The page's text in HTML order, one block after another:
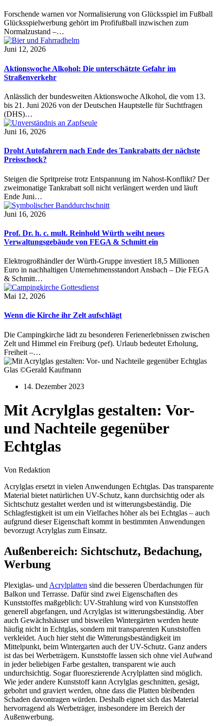
Forschende warnen vor Normalisierung von Glücksspiel im Fußball
Glücksspielwerbung gehört im Profifußball inzwischen zum
Normalzustand –…
Juni 12, 2026
Aktionswoche Alkohol: Die unterschätzte Gefahr im
Straßenverkehr
Anlässlich der bundesweiten Aktionswoche Alkohol, die vom 13.
bis 21. Juni 2026 von der Deutschen Hauptstelle für Suchtfragen
(DHS)…
Juni 16, 2026
Droht Autofahrern nach Ende des Tankrabatts der nächste
Preisschock?
Steigen die Spritpreise trotz Entspannung im Nahost-Konflikt? Der
zweimonatige Tankrabatt soll nicht verlängert werden und läuft
Ende Juni…
Juni 16, 2026
Prof. Dr. h. c. mult. Reinhold Würth weiht neues
Verwaltungsgebäude von FEGA & Schmitt ein
Elektrogroßhändler der Würth-Gruppe investiert 18,5 Millionen
Euro in nachhaltigen Unternehmensstandort Ansbach – Die FEGA
& Schmitt…
Mai 12, 2026
Wenn die Kirche ihr Zelt aufschlägt
Die Campingkirche lädt zu besonderen Ferienerlebnissen zwischen
Zelt und Himmel ein Freiburg (pef). Urlaub bedeutet Erholung,
Freiheit –…
Glas ©Gerald Kaufmann
14. Dezember 2023
Mit Acrylglas gestalten: Vor-
und Nachteile gegenüber
Echtglas
Von Redaktion
Acrylglas ersetzt in vielen Anwendungen Echtglas. Das transparente
Material bietet natürlichen UV-Schutz, kann durchsichtig oder als
Sichtschutz gestaltet werden und ist witterungsbeständig. Die
Schlagfestigkeit ist um ein Vielfaches höher als bei Echtglas – auch
aufgrund dieser Eigenschaft kommt in bestimmten Anwendungen
bevorzugt Acrylglas zum Einsatz.
Außenbereich: Sichtschutz, Bedachung,
Werbung
Plexiglas- und Acrylplatten sind die besseren Überdachungen für
Balkon und Terrasse. Dafür sind zwei Eigenschaften des
Kunststoffes maßgeblich: UV-Strahlung wird von Kunststoffen
generell abgefangen, und Acrylglas ist witterungsbeständig. Aber
auch Gewächshäuser und bisweilen Wintergärten werden heute
häufig nicht in Echtglas, sondern mit transparenten Kunststoffen
verkleidet. Auch hier steht die Witterungsbeständigkeit im
Mittelpunkt, beim Wintergarten auch der UV-Schutz. Ganz anders
ist das bei Werbeträgern. Kunststoffe lassen sich ohne viel Aufwand
in jeder beliebigen Farbe gestalten, transparent wie auch
undurchsichtig. Sogar fluoreszierende Acrylplatten sind möglich.
Wie jeder andere Kunststoff kann Acrylglas geschnitten, gesägt,
gebohrt und graviert werden, ohne dass die Platten bleibenden
Schaden davontragen würden. Deshalb eignet sich das Material
hervorragend als Werbeträger, insbesondere im Bereich der
Außenwerbung.